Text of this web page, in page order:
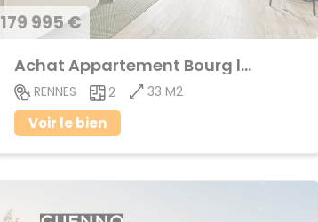
179 995 €
Achat Appartement Bourg l'Evêque
RENNES 2 33 M2
Voir le bien